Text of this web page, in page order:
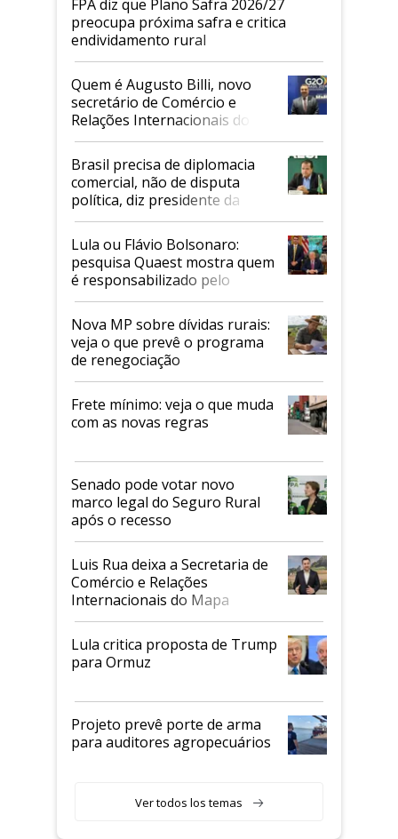
FPA diz que Plano Safra 2026/27
preocupa próxima safra e critica
endividamento rural
Quem é Augusto Billi, novo
secretário de Comércio e
Relações Internacionais do
Mapa
Brasil precisa de diplomacia
comercial, não de disputa
política, diz presidente da
Faesp
Lula ou Flávio Bolsonaro:
pesquisa Quaest mostra quem
é responsabilizado pelo
tarifaço dos EUA
Nova MP sobre dívidas rurais:
veja o que prevê o programa
de renegociação
Frete mínimo: veja o que muda
com as novas regras
Senado pode votar novo
marco legal do Seguro Rural
após o recesso
Luis Rua deixa a Secretaria de
Comércio e Relações
Internacionais do Mapa
Lula critica proposta de Trump
para Ormuz
Projeto prevê porte de arma
para auditores agropecuários
Ver todos los temas